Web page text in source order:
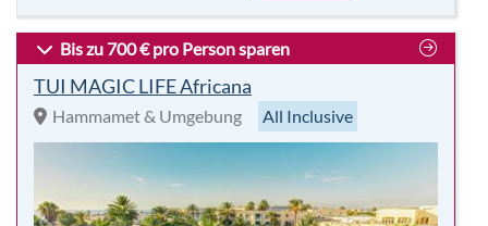
Bis zu 700 € pro Person sparen
TUI MAGIC LIFE Africana
Hammamet & Umgebung All Inclusive